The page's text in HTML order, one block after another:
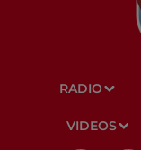
RADIO
VIDEOS